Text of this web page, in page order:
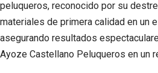
peluqueros, reconocido por su
materiales de primera calidad en un
asegurando resultados
Ayoze Castellano Peluqueros en un